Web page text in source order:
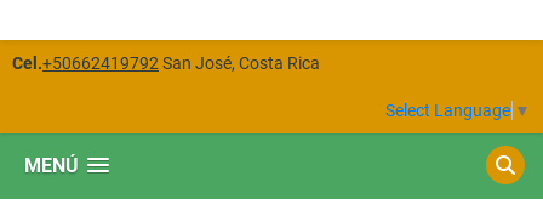
Cel.+50662419792 San José, Costa Rica
Select Language ▼
MENÚ